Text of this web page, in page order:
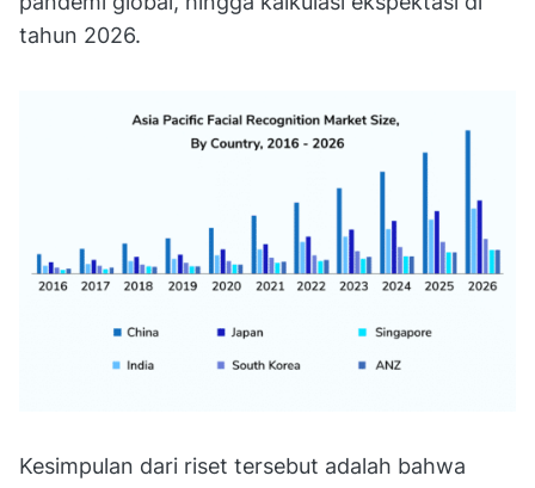
tahun 2026.
Kesimpulan dari riset tersebut adalah bahwa